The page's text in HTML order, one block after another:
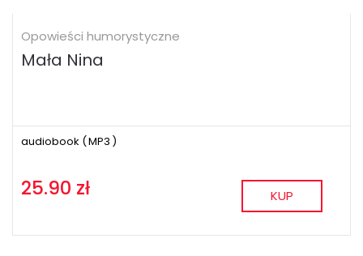
Opowieści humorystyczne
Mała Nina
audiobook (MP3 )
25.90 zł KUP